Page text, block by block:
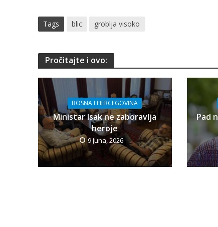
Tags blic groblja visoko
Pročitajte i ovo:
BOSNA I HERCEGOVINA
Ministar Isak ne zaboravlja
heroje
9 Juna, 2026
Pad